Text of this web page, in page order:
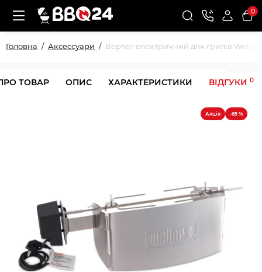
0
Головна Аксессуари Вертел електричний для грилів Weber
ТОВАР ОПИС ХАРАКТЕРИСТИКИ ВІДГУКИ 0
Акція -65 %